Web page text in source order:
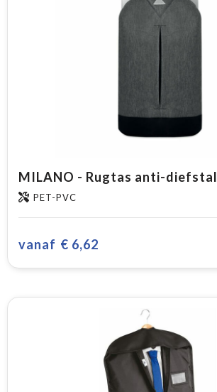
MILANO - Rugtas anti-diefstal
PET-PVC
vanaf € 6,62